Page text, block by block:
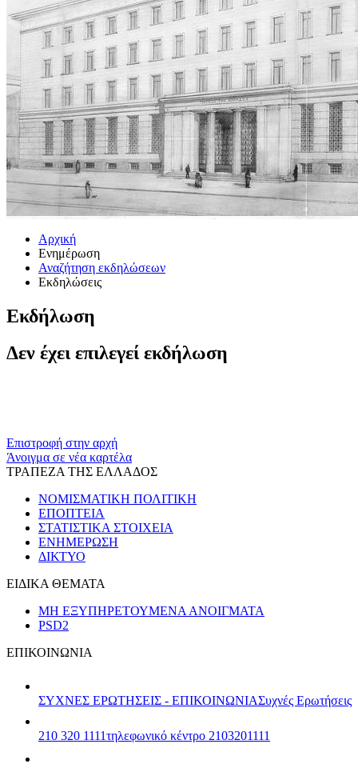
Αρχική
Ενημέρωση
Αναζήτηση εκδηλώσεων
Εκδηλώσεις
Εκδήλωση
Δεν έχει επιλεγεί εκδήλωση
Επιστροφή στην αρχή
Άνοιγμα σε νέα καρτέλα
ΤΡΑΠΕΖΑ ΤΗΣ ΕΛΛΑΔΟΣ
ΝΟΜΙΣΜΑΤΙΚΗ ΠΟΛΙΤΙΚΗ
ΕΠΟΠΤΕΙΑ
ΣΤΑΤΙΣΤΙΚΑ ΣΤΟΙΧΕΙΑ
ΕΝΗΜΕΡΩΣΗ
ΔΙΚΤΥΟ
ΕΙΔΙΚΑ ΘΕΜΑΤΑ
ΜΗ ΕΞΥΠΗΡΕΤΟΥΜΕΝΑ ΑΝΟΙΓΜΑΤΑ
PSD2
ΕΠΙΚΟΙΝΩΝΙΑ
ΣΥΧΝΕΣ ΕΡΩΤΗΣΕΙΣ - ΕΠΙΚΟΙΝΩΝΙΑΣυχνές Ερωτήσεις
210 320 1111τηλεφωνικό κέντρο 2103201111